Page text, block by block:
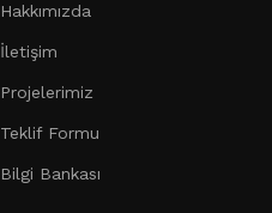
Hakkımızda
İletişim
Projelerimiz
Teklif Formu
Bilgi Bankası